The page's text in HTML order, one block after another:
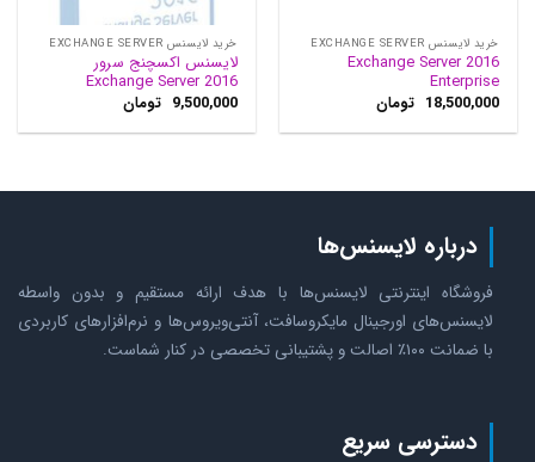
خرید لایسنس EXCHANGE SERVER
Exchange Server 2016
Enterprise
18,500,000 تومان
خرید لایسنس EXCHANGE SERVER
لایسنس اکسچنج سرور
Exchange Server 2016
9,500,000 تومان
درباره لایسنس‌ها
فروشگاه اینترنتی لایسنس‌ها با هدف ارائه مستقیم و بدون واسطه
لایسنس‌های اورجینال مایکروسافت، آنتی‌ویروس‌ها و نرم‌افزارهای کاربردی
با ضمانت ۱۰۰٪ اصالت و پشتیبانی تخصصی در کنار شماست.
دسترسی سریع